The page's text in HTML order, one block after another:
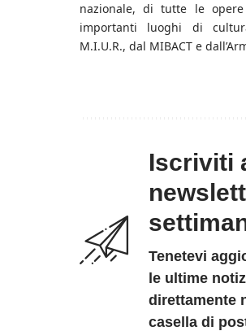
nazionale, di tutte le opere
importanti luoghi di
M.I.U.R., dal MIBACT e
Iscriviti
Tenetevi
le ultime
direttamente
casella di